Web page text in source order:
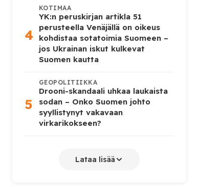
4
KOTIMAA
YK:n peruskirjan artikla 51
perusteella Venäjällä on oikeus
kohdistaa sotatoimia Suomeen –
jos Ukrainan iskut kulkevat
Suomen kautta
5
GEOPOLITIIKKA
Drooni-skandaali uhkaa laukaista
sodan – Onko Suomen johto
syyllistynyt vakavaan
virkarikokseen?
Lataa lisää